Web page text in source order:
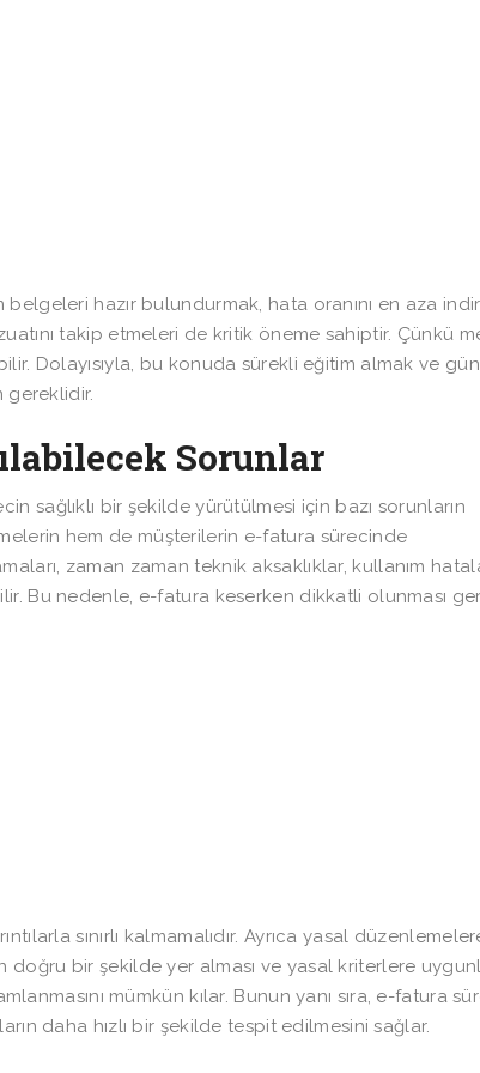
hazır bulundurmak, hata oranını en aza
takip etmeleri de kritik öneme sahiptir. Çünkü
Dolayısıyla, bu konuda sürekli eğitim almak ve
gereklidir.
Sorunlar
sağlıklı bir şekilde yürütülmesi için bazı sorunların
hem de müşterilerin e-fatura sürecinde
zaman zaman teknik aksaklıklar, kullanım
Bu nedenle, e-fatura keserken dikkatli olunması
sınırlı kalmamalıdır. Ayrıca yasal
doğru bir şekilde yer alması ve yasal kriterlere
mümkün kılar. Bunun yanı sıra, e-fatura
daha hızlı bir şekilde tespit edilmesini sağlar.